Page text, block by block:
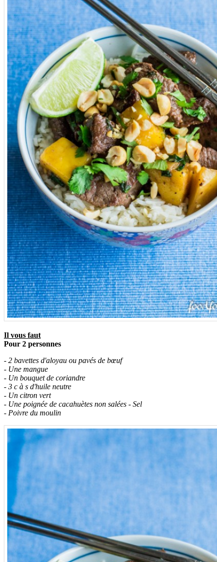
Il vous faut
Pour 2 personnes
- 2 bavettes d'aloyau ou pavés de bœuf
- Une mangue
- Un bouquet de coriandre
- 3 c à s d'huile neutre
- Un citron vert
- Une poignée de cacahuètes non salées - Sel
- Poivre du moulin